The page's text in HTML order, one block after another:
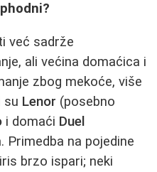
već sadrže
ali većina domaćica i
zbog mekoće, više
su Lenor (posebno
i domaći Duel
Primedba na pojedine
brzo ispari; neki